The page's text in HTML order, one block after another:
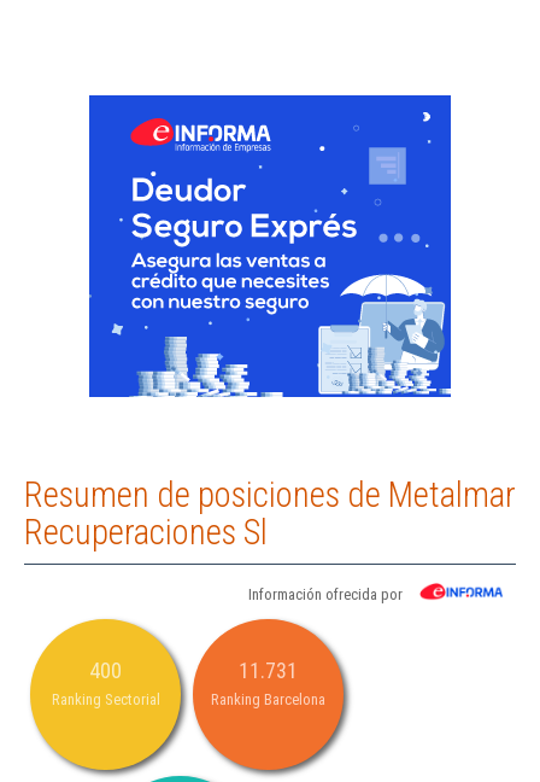
Resumen de posiciones de Metalmar
Recuperaciones Sl
Información ofrecida por
400
Ranking Sectorial
11.731
Ranking Barcelona